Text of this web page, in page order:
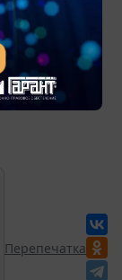
по КФО
не
Перепечатка